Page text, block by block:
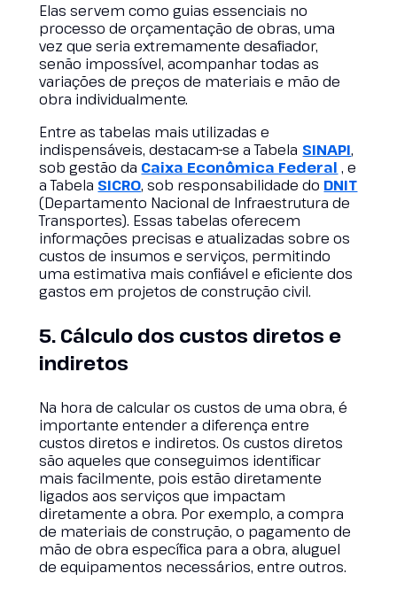
Elas servem como guias essenciais no
processo de orçamentação de obras, uma
vez que seria extremamente desafiador,
senão impossível, acompanhar todas as
variações de preços de materiais e mão de
obra individualmente.
Entre as tabelas mais utilizadas e
indispensáveis, destacam-se a Tabela SINAPI,
sob gestão da Caixa Econômica Federal , e
a Tabela SICRO, sob responsabilidade do DNIT
(Departamento Nacional de Infraestrutura de
Transportes). Essas tabelas oferecem
informações precisas e atualizadas sobre os
custos de insumos e serviços, permitindo
uma estimativa mais confiável e eficiente dos
gastos em projetos de construção civil.
5. Cálculo dos custos diretos e
indiretos
Na hora de calcular os custos de uma obra, é
importante entender a diferença entre
custos diretos e indiretos. Os custos diretos
são aqueles que conseguimos identificar
mais facilmente, pois estão diretamente
ligados aos serviços que impactam
diretamente a obra. Por exemplo, a compra
de materiais de construção, o pagamento de
mão de obra específica para a obra, aluguel
de equipamentos necessários, entre outros.